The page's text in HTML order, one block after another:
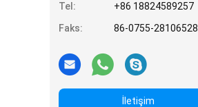
Tel:
+86 18824589257
Faks:
86-0755-28106528
İletişim